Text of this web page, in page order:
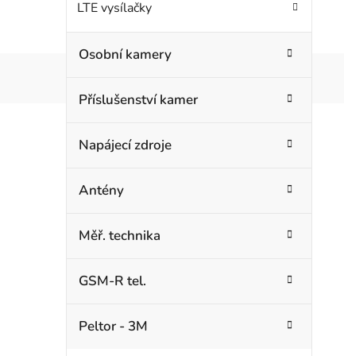
LTE vysílačky
Osobní kamery
Příslušenství kamer
Napájecí zdroje
Antény
Měř. technika
GSM-R tel.
Peltor - 3M